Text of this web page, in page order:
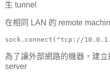
生 tunnel
在相同 LAN 的 remote
sock.connect("tcp://
為了讓外部網路的機器，建
server